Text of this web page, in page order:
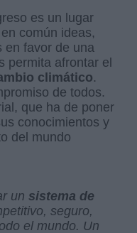
es un lugar
común ideas,
en favor de una
permita afrontar el
climático.
de todos.
que ha de poner
conocimientos y
del mundo
un sistema de
seguro,
el mundo. Un